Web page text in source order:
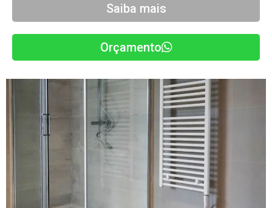
Saiba mais
Orçamento